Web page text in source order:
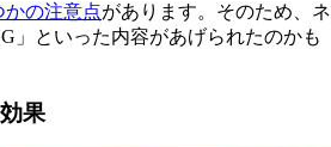
かの注意点があります。そのため、ネ
」といった内容があげられたのかも
果